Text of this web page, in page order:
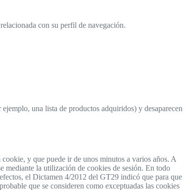
con su perfil de navegación.
una lista de productos adquiridos) y desaparecen
y que puede ir de unos minutos a varios años. A
mediante la utilización de cookies de sesión. En todo
el Dictamen 4/2012 del GT29 indicó que para que
que se consideren como exceptuadas las cookies